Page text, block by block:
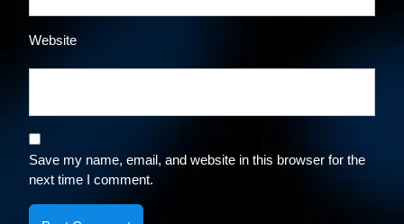
Website
Save my name, email, and website in this browser for the
next time I comment.